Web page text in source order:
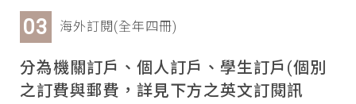
海外訂閱(全年四冊)
分為機關訂戶、個人訂戶、學生訂戶(個別
之訂費與郵費，詳見下方之英文訂閱訊